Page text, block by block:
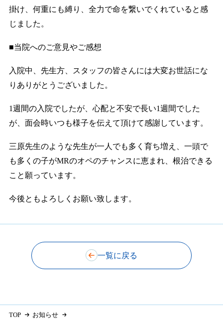
掛け、何重にも縛り、全力で命を繋いでくれていると感
じました。
■当院へのご意見やご感想
入院中、先生方、スタッフの皆さんには大変お世話にな
りありがとうございました。
1週間の入院でしたが、心配と不安で長い1週間でした
が、面会時いつも様子を伝えて頂けて感謝しています。
三原先生のような先生が一人でも多く育ち増え、一頭で
も多くの子がMRのオペのチャンスに恵まれ、根治できる
こと願っています。
今後ともよろしくお願い致します。
一覧に戻る
TOP
お知らせ